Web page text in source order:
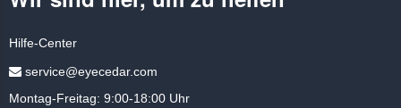
Hilfe-Center
service@eyecedar.com
Montag-Freitag: 9:00-18:00 Uhr